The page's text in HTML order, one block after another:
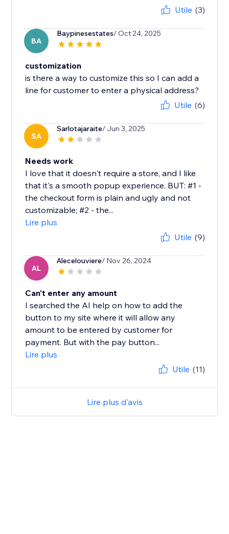
Utile (3)
BA
Baypinesestates/ Oct 24, 2025
customization
is there a way to customize this so I can add a
line for customer to enter a physical address?
Utile (6)
SA
Sarlotajaraite/ Jun 3, 2025
Needs work
I love that it doesn't require a store, and I like
that it's a smooth popup experience. BUT: #1 -
the checkout form is plain and ugly and not
customizable; #2 - the...
Lire plus
Utile (9)
AL
Alecelouviere/ Nov 26, 2024
Can't enter any amount
I searched the AI help on how to add the
button to my site where it will allow any
amount to be entered by customer for
payment. But with the pay button...
Lire plus
Utile (11)
Lire plus d'avis